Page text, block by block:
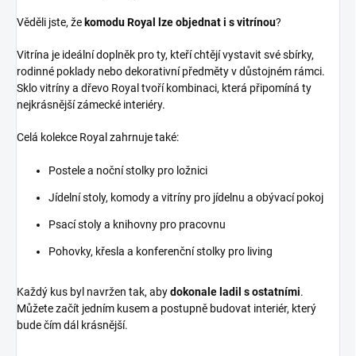
Věděli jste, že komodu Royal lze objednat i s vitrínou?
Vitrína je ideální doplněk pro ty, kteří chtějí vystavit své sbírky,
rodinné poklady nebo dekorativní předměty v důstojném rámci.
Sklo vitríny a dřevo Royal tvoří kombinaci, která připomíná ty
nejkrásnější zámecké interiéry.
Celá kolekce Royal zahrnuje také:
Postele a noční stolky pro ložnici
Jídelní stoly, komody a vitríny pro jídelnu a obývací pokoj
Psací stoly a knihovny pro pracovnu
Pohovky, křesla a konferenční stolky pro living
Každý kus byl navržen tak, abydokonale ladil s ostatními.
Můžete začít jedním kusem a postupně budovat interiér, který
bude čím dál krásnější.